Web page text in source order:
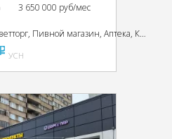
3 650 000 руб/мес
Перекресток, Мосцветторг, Пивной магазин, Аптека, Кофейня, Пекарня
УСН